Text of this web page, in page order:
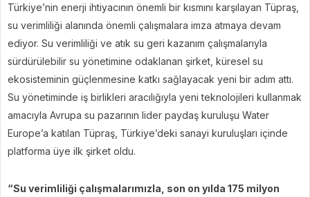
Türkiye’nin enerji ihtiyacının önemli bir kısmını karşılayan Tüpraş,
su verimliliği alanında önemli çalışmalara imza atmaya devam
ediyor. Su verimliliği ve atık su geri kazanım çalışmalarıyla
sürdürülebilir su yönetimine odaklanan şirket, küresel su
ekosisteminin güçlenmesine katkı sağlayacak yeni bir adım attı.
Su yönetiminde iş birlikleri aracılığıyla yeni teknolojileri kullanmak
amacıyla Avrupa su pazarının lider paydaş kuruluşu Water
Europe’a katılan Tüpraş, Türkiye’deki sanayi kuruluşları içinde
platforma üye ilk şirket oldu.
“Su verimliliği çalışmalarımızla, son on yılda 175 milyon